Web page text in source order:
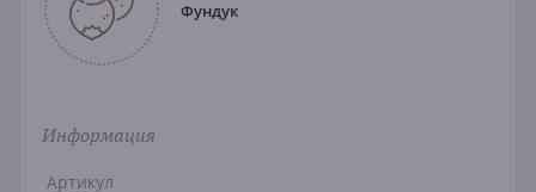
Фундук
Информация
Артикул